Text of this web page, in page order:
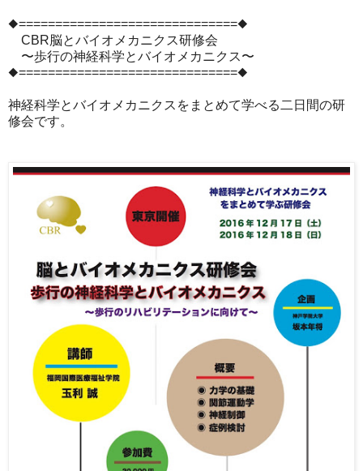
◆==============================◆
CBR脳とバイオメカニクス研修会
〜歩行の神経科学とバイオメカニクス〜
◆==============================◆
神経科学とバイオメカニクスをまとめて学べる二日間の研
修会です。